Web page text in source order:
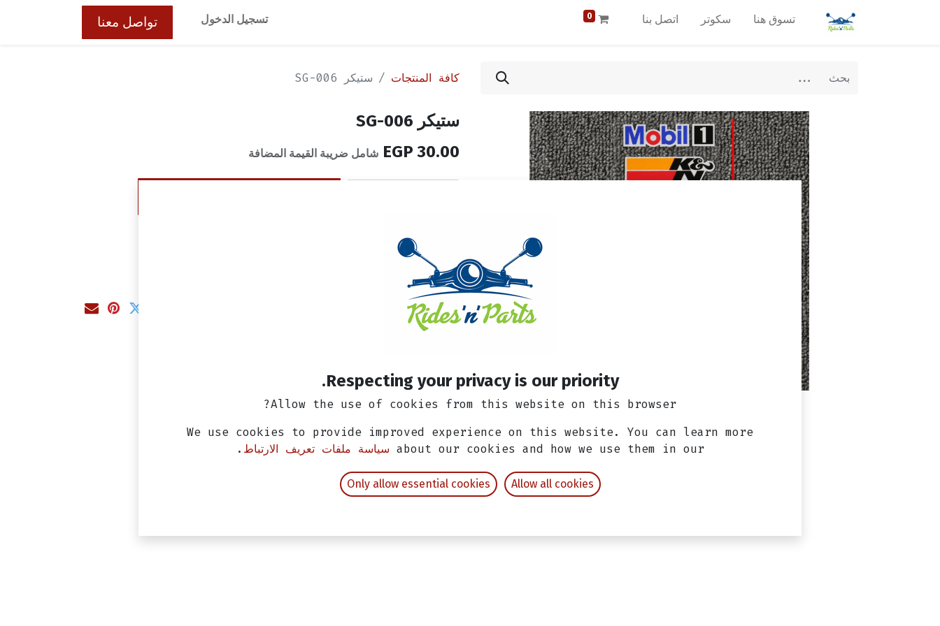
تسوق هنا سكوتر اتصل بنا 0 تسجيل الدخول تواصل معنا
كافة المنتجات ستيكر SG-006
ستيكر SG-006
EGP30.00 شامل ضريبة القيمة المضافة
إضافة إلى قائمة الأمنيات
الشروط والأحكام
ضمان إرجاع الأموال خلال 14 يوماً
الشحن: 2-3 أيام عمل
Respecting your privacy is our priority.
Allow the use of cookies from this website on this browser?
We use cookies to provide improved experience on this website. You can learn more
about our cookies and how we use them in our سياسة ملفات تعريف الارتباط .
Allow all cookies
Only allow essential cookies